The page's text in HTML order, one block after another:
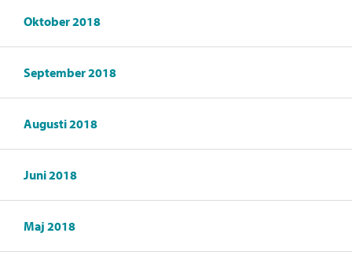
Oktober 2018
September 2018
Augusti 2018
Juni 2018
Maj 2018